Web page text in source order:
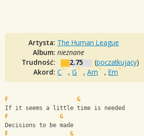
Artysta: The Human League
Album: nieznane
Trudność:
2.75 (poczatkujacy)
Akord: C , G , Am , Em
F
G
If it seems a little time is needed
F
G
Decisions to be made
F
G